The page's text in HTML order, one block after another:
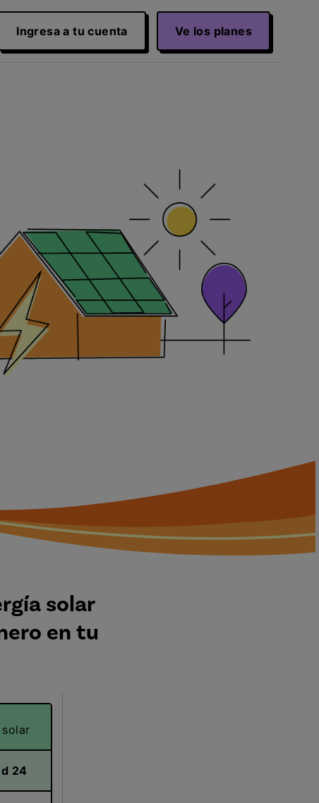
Ingresa a tu cuenta Ve los planes
solar
en tu
24